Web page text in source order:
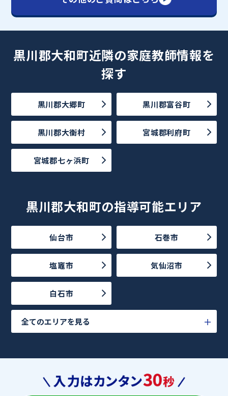
黒川郡大和町近隣の家庭教師情報を
探す
黒川郡大郷町 黒川郡富谷町
黒川郡大衡村 宮城郡利府町
宮城郡七ヶ浜町
黒川郡大和町の指導可能エリア
仙台市 石巻市
塩竈市 気仙沼市
白石市
全てのエリアを見る